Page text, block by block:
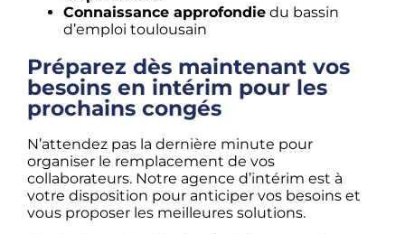
Connaissance approfondiedu bassin
d’emploi toulousain
Préparez dès maintenant vos
besoins en intérim pour les
prochains congés
N’attendez pas la dernière minute pour
organiser le remplacement de vos
collaborateurs. Notre agence d’intérim est à
votre disposition pour anticiper vos besoins et
vous proposer les meilleures solutions.